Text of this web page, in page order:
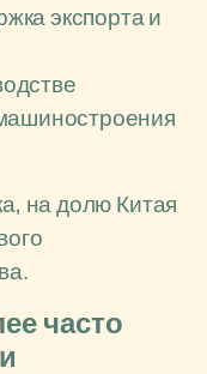
экспорта и
на долю Китая
часто